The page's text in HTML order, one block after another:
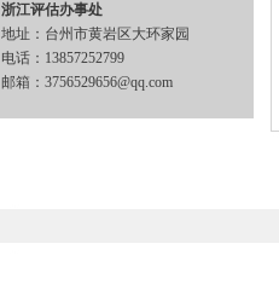
浙江评估办事处
地址：台州市黄岩区大环家园
电话：13857252799
邮箱：3756529656@qq.com